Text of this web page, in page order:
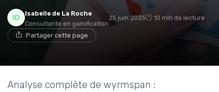
Isabelle de La Roche
Consultante en gamification
25 juin 2025 10 min de lecture
Partager cette page
Analyse complète de wyrmspan :